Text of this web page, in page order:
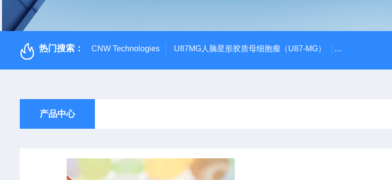
热门搜索： CNW Technologies U87MG人脑星形胶质母细胞瘤（U87-MG） atcc人正常膀
产品中心